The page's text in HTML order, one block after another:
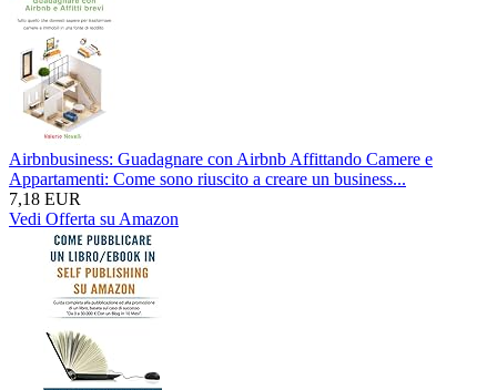
Airbnbusiness: Guadagnare con Airbnb Affittando Camere e
Appartamenti: Come sono riuscito a creare un business...
7,18 EUR
Vedi Offerta su Amazon